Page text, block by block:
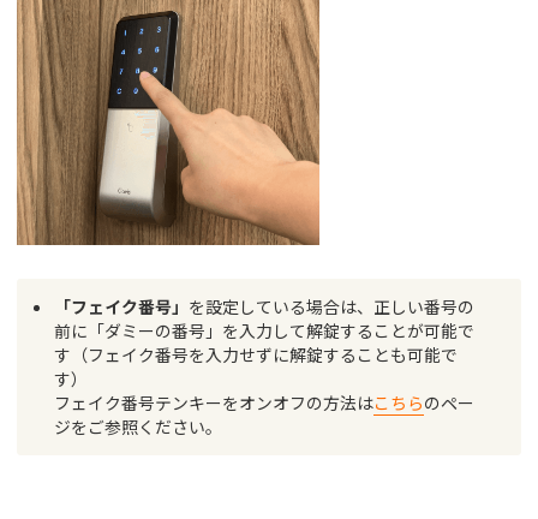
「フェイク番号」 を設定している場合は、正しい番号の
前に「ダミーの番号」を入力して解錠することが可能で
す（フェイク番号を入力せずに解錠することも可能で
す）
フェイク番号テンキーをオンオフの方法はこちらのペー
ジをご参照ください。